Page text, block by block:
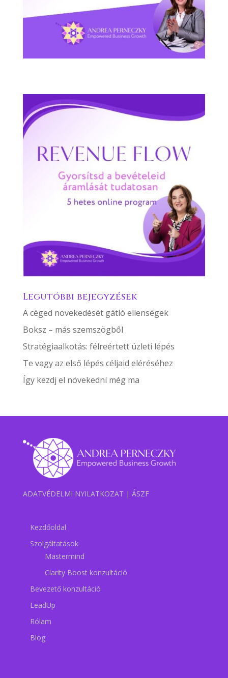
Legutóbbi bejegyzések
A céged növekedését gátló ellenségek
Boksz – más szemszögből
Stratégiaalkotás: félreértett üzleti lépés
Te vagy az első lépés céljaid eléréséhez
Így kezdj el növekedni még ma
ADATVÉDELMI NYILATKOZAT | ÁSZF
Kezdőoldal
Szolgáltatások
Mastermind
Clarity Boost konzultáció
Bevezető konzultáció
LeadUp
Rólam
Blog